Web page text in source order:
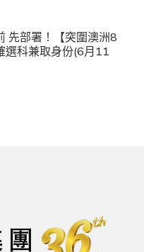
先部署！【突圍澳洲8
選科兼取身份(6月11